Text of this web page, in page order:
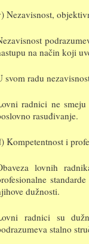
Nezavisnost,
na način koji
svom radu
radnici ne
rasuđivanje.
Kompetentnost i
lovnih
dužnosti.
radnici su
stalno